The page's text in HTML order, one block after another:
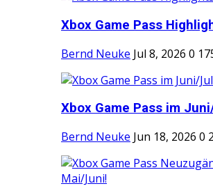
Xbox Game Pass
Bernd Neuke Jul 8, 2026 0
Xbox Game Pass im
Bernd Neuke Jun 18, 2026 0